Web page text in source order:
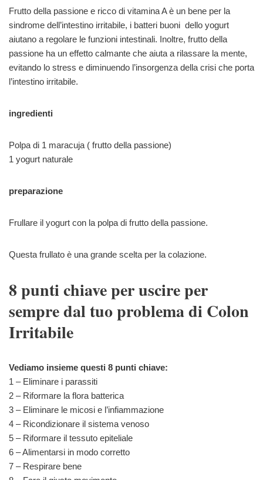
Frutto della passione e ricco di vitamina A è un bene per la
sindrome dell’intestino irritabile, i batteri buoni dello yogurt
aiutano a regolare le funzioni intestinali. Inoltre, frutto della
passione ha un effetto calmante che aiuta a rilassare la mente,
evitando lo stress e diminuendo l’insorgenza della crisi che porta
l’intestino irritabile.
ingredienti
Polpa di 1 maracuja ( frutto della passione)
1 yogurt naturale
preparazione
Frullare il yogurt con la polpa di frutto della passione.
Questa frullato è una grande scelta per la colazione.
8 punti chiave per uscire per
sempre dal tuo problema di Colon
Irritabile
Vediamo insieme questi 8 punti chiave:
1 – Eliminare i parassiti
2 – Riformare la flora batterica
3 – Eliminare le micosi e l’infiammazione
4 – Ricondizionare il sistema venoso
5 – Riformare il tessuto epiteliale
6 – Alimentarsi in modo corretto
7 – Respirare bene